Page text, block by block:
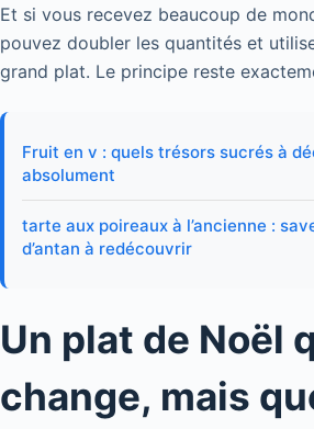
Et si vous recevez beaucoup de
pouvez doubler les quantités et
grand plat. Le principe reste
Fruit en v : quels trésors sucrés à
absolument
tarte aux poireaux à l’ancienne :
d’antan à redécouvrir
Un plat de Noël
change, mais